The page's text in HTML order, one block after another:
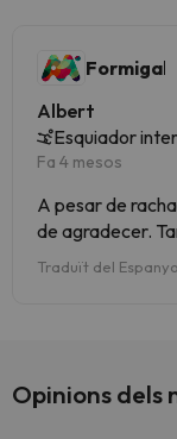
Formigal
Albert
Esquiador
Fa 4 mesos
A pesar de
de agradecer.
durante las
la jornada, con
Traduït del
Opinions dels